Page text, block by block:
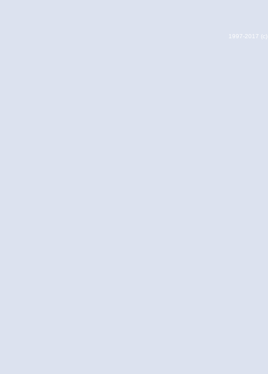
1997-2017